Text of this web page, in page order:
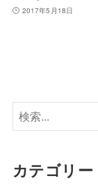
2017年5月18日
カテゴリー